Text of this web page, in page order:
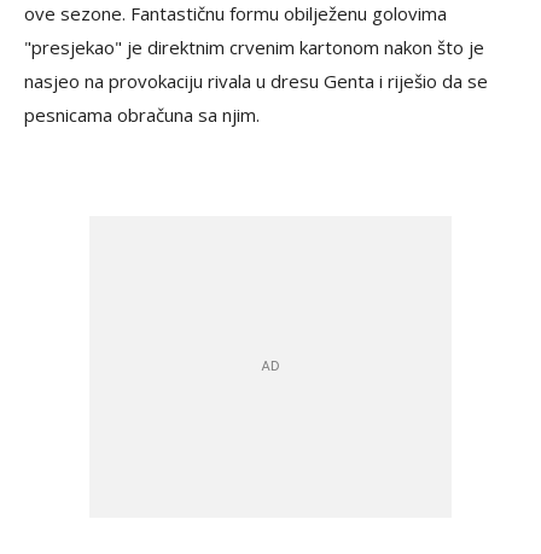
ove sezone. Fantastičnu formu obilježenu golovima
"presjekao" je direktnim crvenim kartonom nakon što je
nasjeo na provokaciju rivala u dresu Genta i riješio da se
pesnicama obračuna sa njim.